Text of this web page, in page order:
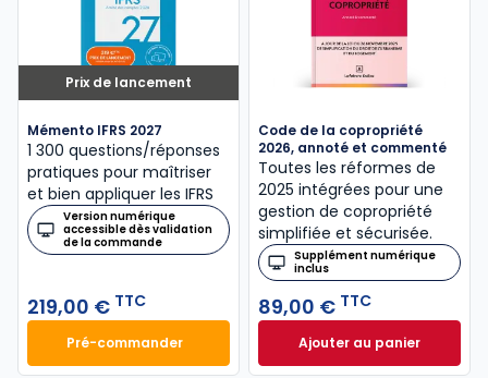
Prix de lancement
Mémento IFRS 2027
1 300 questions/réponses
pratiques pour maîtriser
et bien appliquer les IFRS
Version numérique
accessible dès validation
de la commande
219,00 € TTC
Pré-commanderMémento IFRS 2027 à 219,00 € TTC
Code de la copropriété
2026, annoté et commenté
Toutes les réformes de
2025 intégrées pour une
gestion de copropriété
simplifiée et sécurisée.
Supplément numérique
inclus
89,00 € TTC
Ajouter au panier
Code de la